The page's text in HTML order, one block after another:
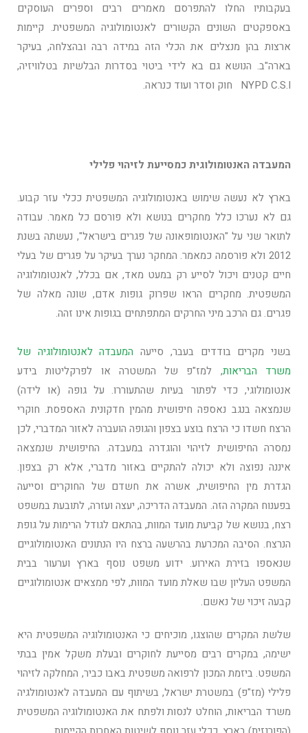
בעקבותיו החלו להתפרסם מאמרים רבים וספרים העוסקים
באספקטים השונים הקשורים לאנטומולוגיה המשפטית. קיימות
ארצות בהן מנצלים את הכלי הזה במידה רבה ובהצלחה, בעיקר
בארה"ב. הנושא גם בא לידי ביטוי בסדרות הבלשיות בטלוויזיה,
NYPD C.S.I חוק וסדר ועוד כנראה.
המעבדה האנטומולוגית כמסייעת לזיהוי פלילי
בארץ לא נעשה שימוש באנטומולוגיה המשפטית ככלי עזר קבוע.
גם לא נערכו כלל מחקרים בנושא ולא פורסם כל מאמר. עבודה
לתואר שני על "האנטומופאונה של פגרים בישראל", נעשתה בשנת
2012 ולא פורסמה כמאמר. המחקר נערך בעיקר על פגרים של בעלי
חיים קטנים ויכול לסייע רק במעט מאד, אם בכלל, לאנטומולוגיה
המשפטית. מחקרים הראו שפרוק גופות אדם, שונה מאלה של
פגרים. גם הרכב מיני החרקים המתפתחים בגופות אינו זהה.
בשני מקרים בודדים בעבר, סייעה המעבדה לאנטומולוגיה של
משרד הבריאות, למז"פ של המשטרה או לפרקליטות בידע
אנטומולוגי, כדי לפתור בעיות שהתעוררו. על גופה (או לידה)
שנמצאה בנגב נאספה חיפושית מהמין חדקונית האספסת. חוקרי
הרצח חשדו כי הרצח בוצע בצפון והגופה הועברה לאזור המדברי, לכן
נמסרה החיפושית לזיהוי והוגדרה במעבדה. החיפושית שנמצאה
איננה נפוצה ולא יכולה להתקיים באזור מדברי, אלא רק בצפון.
הגדרת מין החיפושית, אשרה את חשדם של החוקרים וסייעה
בפענוח המקרה הזה. המעבדה הדריכה, יעצה ועזרה, לתובעת במשפט
רצח, בנושא של קביעת מועד המוות, בהתאם לגודל הרימות על גופת
הנרצח. הסיבה המכרעת בהרשעה ברצח היו הנתונים האנטומולוגיים
שנאספו בזירת האירוע. ידוע משפט נוסף בארץ וערעור בבית
המשפט העליון שבו שאלת מועד המוות, לפי ממצאים אנטומולוגיים
קבעה זיכוי של נאשם.
שלשת המקרים שהוצגו, מוכיחים כי האנטומולוגיה המשפטית היא
ישימה, במקרים רבים מסייעת לחוקרים ובעלת משקל אמין בבתי
המשפט. ביזמת המכון לרפואה משפטית באבו כביר, המחלקה לזיהוי
פלילי (מז"פ) במשטרת ישראל, בשיתוף עם המעבדה לאנטומולגיה
משרד הבריאות, הוחלט לנסות ולפתח את האנטומולוגיה המשפטית